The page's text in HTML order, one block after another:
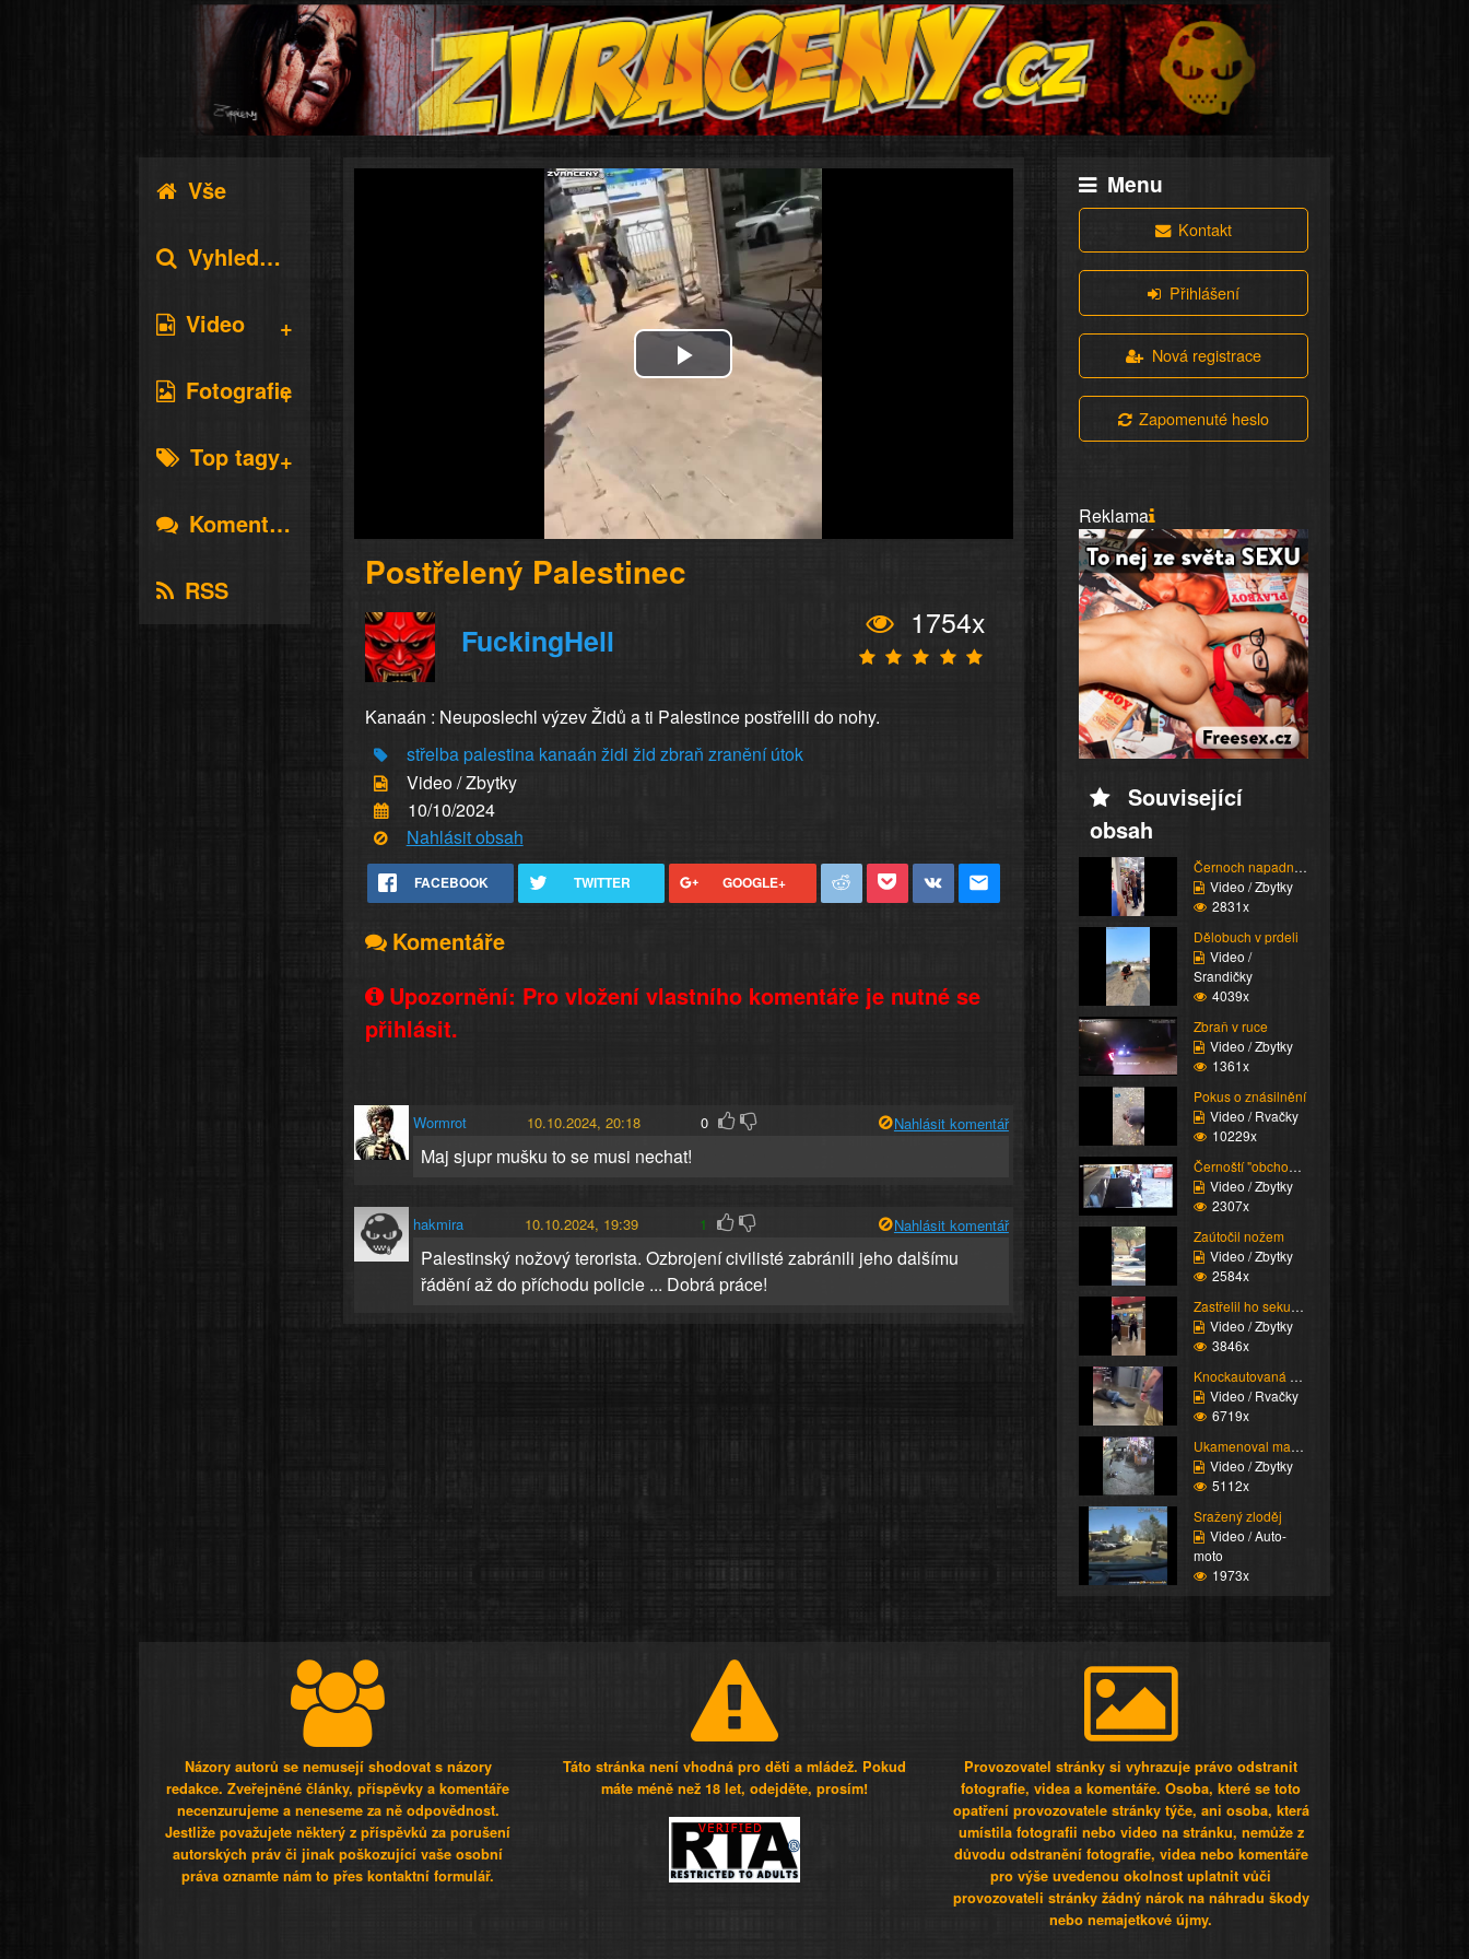
Vše
Vyhledávání
Video
Fotografie
Top tagy
Komentáře
RSS
Play
Video
Postřelený Palestinec
FuckingHell
1754x
Kanaán : Neuposlechl výzev Židů a ti Palestince postřelili do nohy.
střelbapalestina kanaán židi žid zbraň zranění útok
Video / Zbytky
10/10/2024
Nahlásit obsah
FACEBOOK TWITTER GOOGLE+
Komentáře
Upozornění: Pro vložení vlastního komentáře je nutné se
přihlásit.
Wormrot 10.10.2024, 20:18 0 Nahlásit komentář
Maj sjupr mušku to se musi nechat!
hakmira 10.10.2024, 19:39 1 Nahlásit komentář
Palestinský nožový terorista. Ozbrojení civilisté zabránili jeho dalšímu
řádění až do příchodu policie ... Dobrá práce!
Menu
Kontakt
Přihlášení
Nová registrace
Zapomenuté heslo
Reklama
Související
obsah
Černoch napadne stařen...
Video / Zbytky
2831x
Dělobuch v prdeli
Video /
Srandičky
4039x
Zbraň v ruce
Video / Zbytky
1361x
Pokus o znásilnění
Video / Rvačky
10229x
Černoští "obchodníci"
Video / Zbytky
2307x
Zaútočil nožem
Video / Zbytky
2584x
Zastřelil ho sekuriťák
Video / Zbytky
3846x
Knockautovaná čúza
Video / Rvačky
6719x
Ukamenoval manželku
Video / Zbytky
5112x
Sražený zloděj
Video / Auto-
moto
1973x
Názory autorů se nemusejí shodovat s názory
redakce. Zveřejněné články, příspěvky a komentáře
necenzurujeme a neneseme za ně odpovědnost.
Jestliže považujete některý z příspěvků za porušení
autorských práv či jinak poškozující vaše osobní
práva oznamte nám to přes kontaktní formulář.
Táto stránka není vhodná pro děti a mládež. Pokud
máte méně než 18 let, odejděte, prosím!
Provozovatel stránky si vyhrazuje právo odstranit
fotografie, videa a komentáře. Osoba, které se toto
opatření provozovatele stránky týče, ani osoba, která
umístila fotografii nebo video na stránku, nemůže z
důvodu odstranění fotografie, videa nebo komentáře
pro výše uvedenou okolnost uplatnit vůči
provozovateli stránky žádný nárok na náhradu škody
nebo nemajetkové újmy.